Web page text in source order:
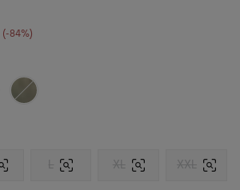
84
L XL XXL